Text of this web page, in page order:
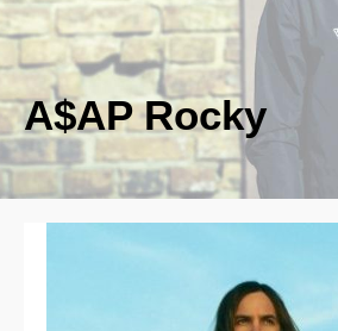
A$AP Rocky